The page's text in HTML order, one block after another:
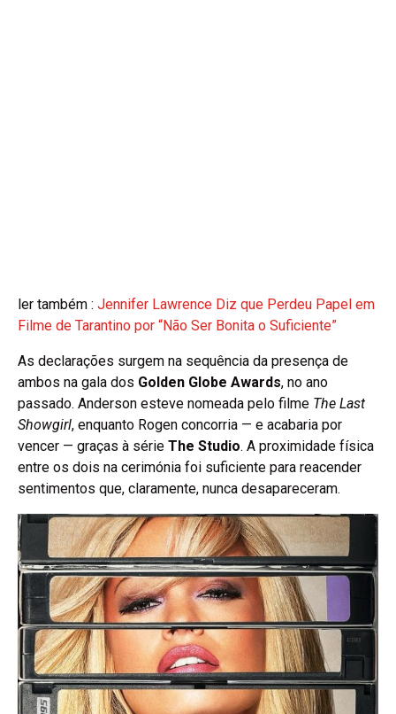
ler também : Jennifer Lawrence Diz que Perdeu Papel em
Filme de Tarantino por “Não Ser Bonita o Suficiente”
As declarações surgem na sequência da presença de
ambos na gala dos Golden Globe Awards, no ano
passado. Anderson esteve nomeada pelo filme The Last
Showgirl, enquanto Rogen concorria — e acabaria por
vencer — graças à série The Studio. A proximidade física
entre os dois na cerimónia foi suficiente para reacender
sentimentos que, claramente, nunca desapareceram.